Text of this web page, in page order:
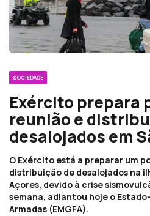
SOCIEDADE
Exército prepara
reunião e
desalojados em
O Exército está a preparar um
distribuição de desalojados na
Açores, devido à crise
semana, adiantou hoje o
Armadas (EMGFA).